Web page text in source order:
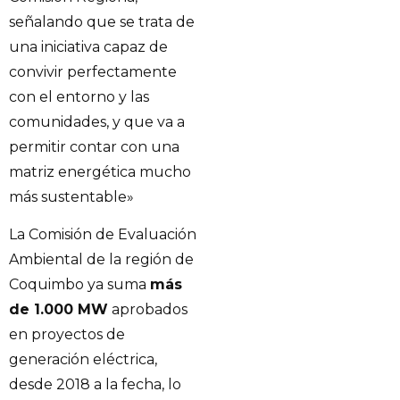
señalando que se trata de
una iniciativa capaz de
convivir perfectamente
con el entorno y las
comunidades, y que va a
permitir contar con una
matriz energética mucho
más sustentable»
La Comisión de Evaluación
Ambiental de la región de
Coquimbo ya suma más
de 1.000 MW aprobados
en proyectos de
generación eléctrica,
desde 2018 a la fecha, lo